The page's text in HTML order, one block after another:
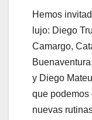
Hemos
lujo: Diego
Camargo,
y Diego
que podemos
nuevas